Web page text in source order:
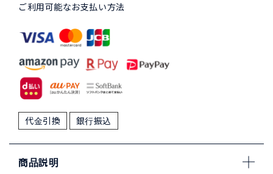
ご利用可能なお支払い方法
代金引換 銀行振込
商品説明